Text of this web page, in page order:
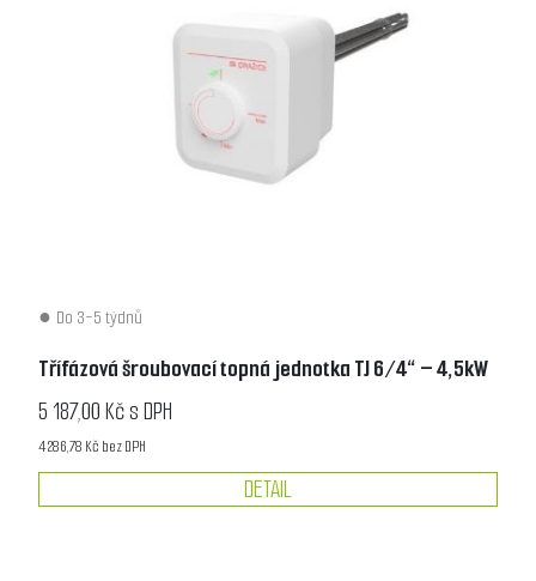
Do 3-5 týdnů
Třífázová šroubovací topná jednotka TJ 6/4“ – 4,5kW
5 187,00 Kč s DPH
4 286,78 Kč bez DPH
DETAIL